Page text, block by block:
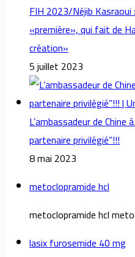
FIH 2023/Néjib Kasraoui
«première», qui fait de
création»
5 juillet 2023
L’ambassadeur de
partenaire privilégié”!!!
8 mai 2023
metoclopramide hcl
metoclopramide hcl
lasix furosemide 40 mg